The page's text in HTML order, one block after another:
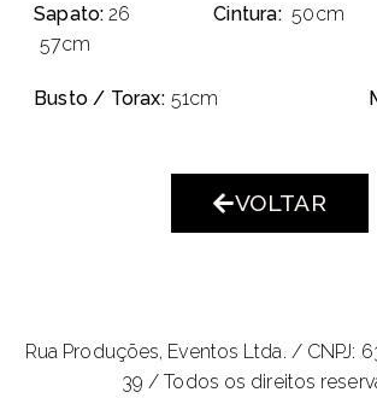
Sapato: 26 Cintura: 50cm
57cm
Busto / Torax: 51cm
VOLTAR
Rua Produções, Eventos Ltda. / CNPJ:
39 / Todos os direitos